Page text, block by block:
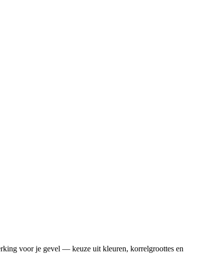
voor je gevel — keuze uit kleuren, korrelgroottes en